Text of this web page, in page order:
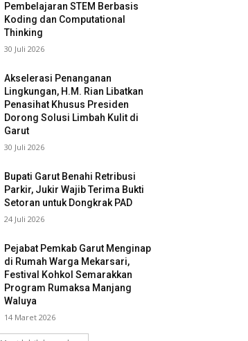
Pembelajaran STEM Berbasis
Koding dan Computational
Thinking
30 Juli 2026
Akselerasi Penanganan
Lingkungan, H.M. Rian Libatkan
Penasihat Khusus Presiden
Dorong Solusi Limbah Kulit di
Garut
30 Juli 2026
Bupati Garut Benahi Retribusi
Parkir, Jukir Wajib Terima Bukti
Setoran untuk Dongkrak PAD
24 Juli 2026
Pejabat Pemkab Garut Menginap
di Rumah Warga Mekarsari,
Festival Kohkol Semarakkan
Program Rumaksa Manjang
Waluya
14 Maret 2026